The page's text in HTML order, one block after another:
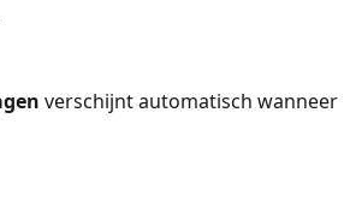
verschijnt automatisch wanneer